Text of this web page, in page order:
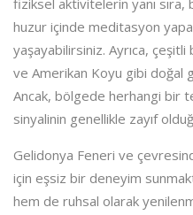
fiziksel aktivitelerin yanı
huzur içinde meditasyon
yaşayabilirsiniz. Ayrıca, çeşitli
ve Amerikan Koyu gibi doğal
Ancak, bölgede herhangi bir
sinyalinin genellikle zayıf
Gelidonya Feneri ve
için eşsiz bir deneyim
hem de ruhsal olarak